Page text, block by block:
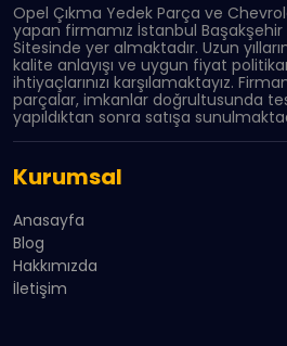
Opel Çıkma Yedek Parça ve
yapan firmamız İstanbul
Sitesinde yer almaktadır. Uzun
kalite anlayışı ve uygun fiyat
ihtiyaçlarınızı karşılamaktayız.
parçalar, imkanlar doğrultusunda
yapıldıktan sonra satışa
Kurumsal
Anasayfa
Blog
Hakkımızda
İletişim